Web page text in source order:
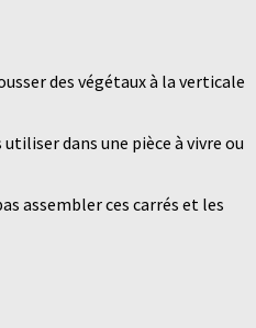
des végétaux à la verticale
dans une pièce à vivre ou
assembler ces carrés et les